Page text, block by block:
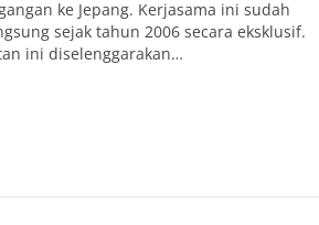
ke Jepang. Kerjasama ini sudah
sejak tahun 2006 secara eksklusif.
ini diselenggarakan…